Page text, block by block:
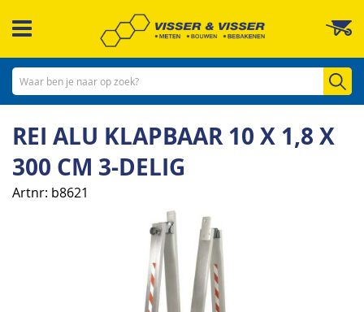
naar
inhoud
REI ALU KLAPBAAR 10 X 1,8 X
300 CM 3-DELIG
Artnr b8621